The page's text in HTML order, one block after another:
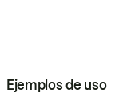
Ejemplos de uso